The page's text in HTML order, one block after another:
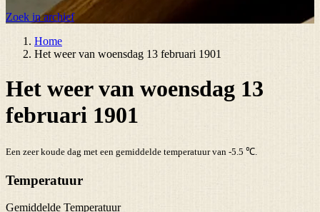
Zoek in archief
Home
Het weer van woensdag 13 februari 1901
Het weer van woensdag 13
februari 1901
Een zeer koude dag met een gemiddelde temperatuur van -5.5 ℃.
Temperatuur
Gemiddelde Temperatuur